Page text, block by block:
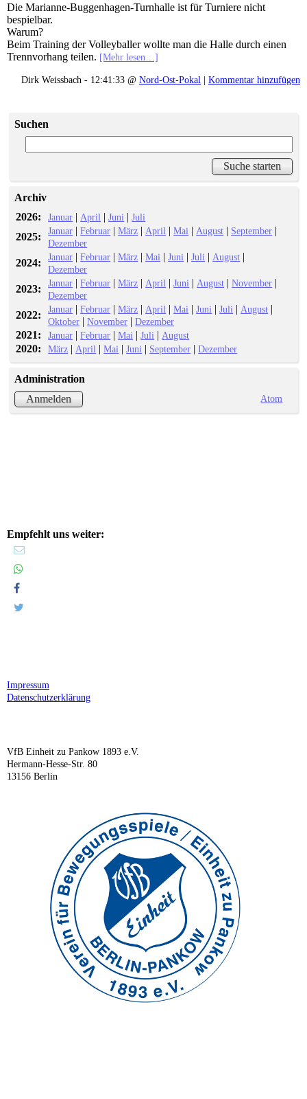
Die Marianne-Buggenhagen-Turnhalle ist für Turniere nicht
bespielbar.
Warum?
Beim Training der Volleyballer wollte man die Halle durch einen
Trennvorhang teilen. [Mehr lesen…]
Dirk Weissbach - 12:41:33 @ Nord-Ost-Pokal | Kommentar hinzufügen
Suchen
Archiv
2026:
Januar | April |Juni |Juli
2025: Januar |Februar |März | April |Mai | August | September |
Dezember
2024: Januar |Februar |März |Mai |Juni |Juli | August |
Dezember
2023: Januar |Februar |März | April |Juni | August |November |
Dezember
2022: Januar |Februar |März | April |Mai |Juni |Juli | August |
Oktober |November |Dezember
2021: Januar |Februar |Mai |Juli | August
2020: März | April |Mai |Juni | September |Dezember
Administration
Anmelden
Atom
Empfehlt uns weiter:
Impressum
Datenschutzerklärung
VfB Einheit zu Pankow 1893 e.V.
Hermann-Hesse-Str. 80
13156 Berlin